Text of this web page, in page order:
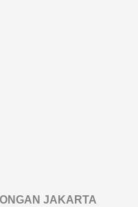
JAKARTA